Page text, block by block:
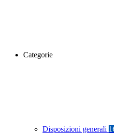
Categorie
Disposizioni generali